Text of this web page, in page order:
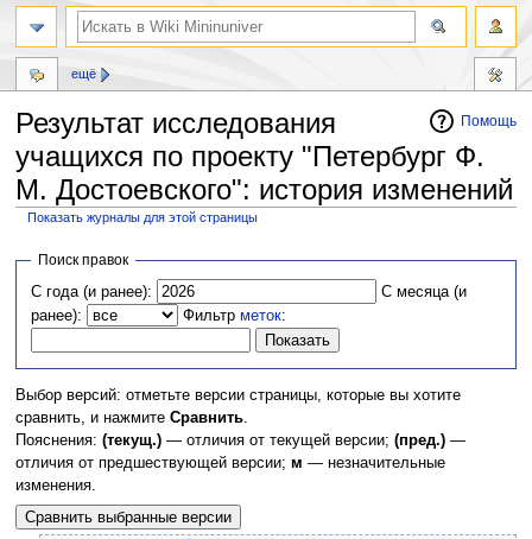
Помощь
Результат исследования
учащихся по проекту "Петербург Ф.
М. Достоевского": история изменений
Показать журналы для этой страницы
Перейти
навигации
Перейти
поиску
Поиск правок
С года (и ранее):
С месяца (и
ранее):
Фильтрметок:
Выбор версий: отметьте версии страницы, которые вы хотите
сравнить, и нажмите Сравнить.
Пояснения: (текущ.)— отличия от текущей версии; (пред.)—
отличия от предшествующей версии; м — незначительные
изменения.
ещё